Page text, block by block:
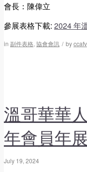
會長：陳偉立
參展表格下載: 2024 年
in 副件表格,協會會訊 / byccafv
溫哥華華
年會員年
July 19, 2024